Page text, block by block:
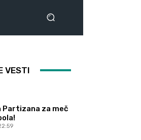
VESTI
Partizana za meč